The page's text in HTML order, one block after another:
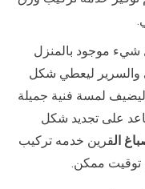
شيء موجود بالمنزل
والسرير ليعطي شكل
ليضيف لمسة فنية جميلة
على تجديد شكل
القرين خدمه تركيب
توقيت ممكن.